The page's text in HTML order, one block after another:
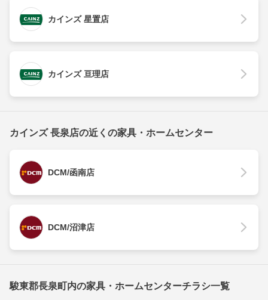
カインズ 星置店
カインズ 亘理店
カインズ 長泉店の近くの家具・ホームセンター
DCM/函南店
DCM/沼津店
駿東郡長泉町内の家具・ホームセンターチラシ一覧